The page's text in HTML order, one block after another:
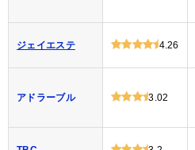
ジェイエステ 4.26
アドラーブル 3.02